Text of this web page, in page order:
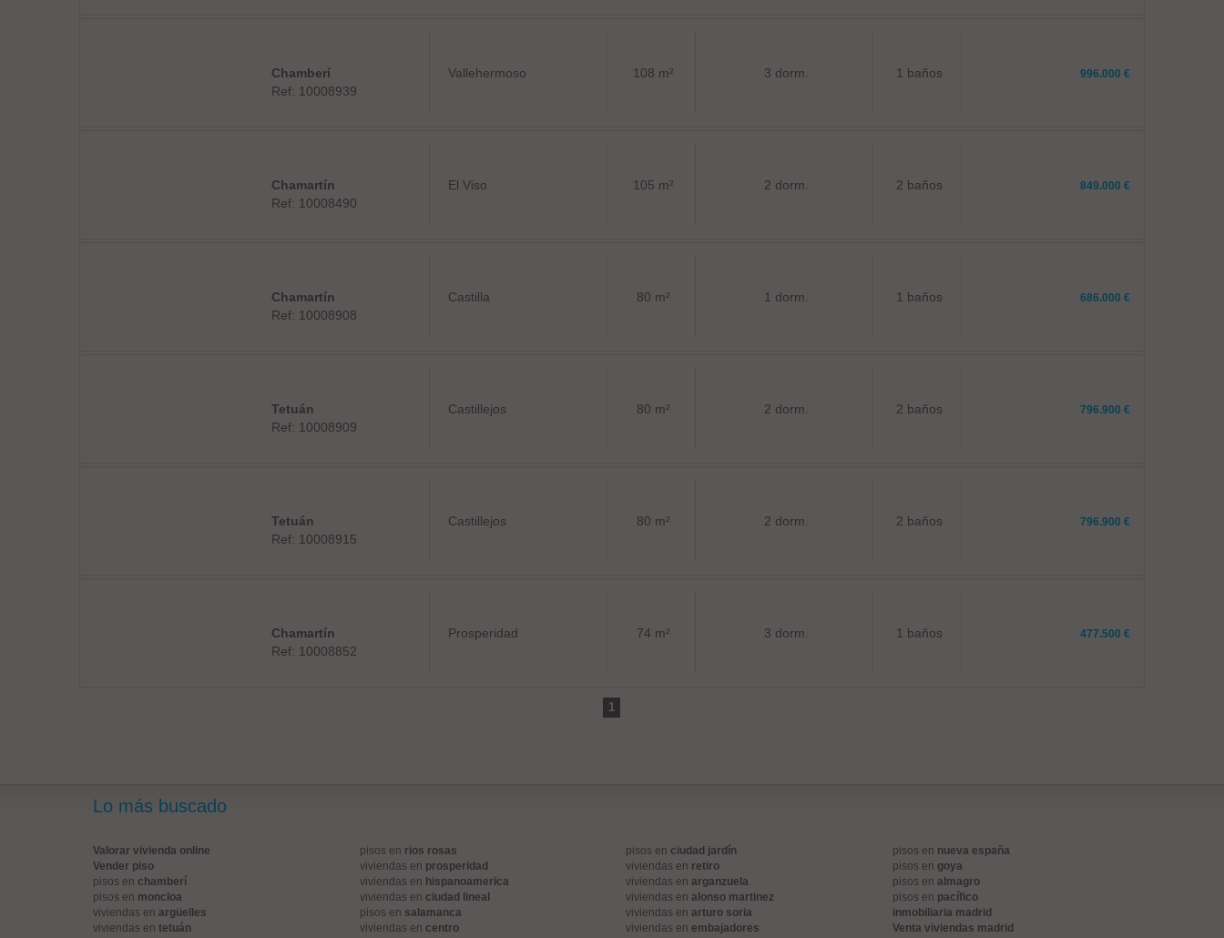
Chamberí
Ref: 10008939
Vallehermoso 108 m² 3 dorm. 1 baños 996.000 €
Chamartín
Ref: 10008490
El Viso 105 m² 2 dorm. 2 baños 849.000 €
Chamartín
Ref: 10008908
Castilla 80 m² 1 dorm. 1 baños 686.000 €
Tetuán
Ref: 10008909
Castillejos 80 m² 2 dorm. 2 baños 796.900 €
Tetuán
Ref: 10008915
Castillejos 80 m² 2 dorm. 2 baños 796.900 €
Chamartín
Ref: 10008852
Prosperidad 74 m² 3 dorm. 1 baños 477.500 €
1
Lo más buscado
Valorar vivienda online
Vender piso
pisos en chamberí
pisos en moncloa
viviendas en argüelles
viviendas en tetuán
pisos en rios rosas
viviendas en prosperidad
viviendas en hispanoamerica
viviendas en ciudad lineal
pisos en salamanca
viviendas en centro
pisos en ciudad jardín
viviendas en retiro
viviendas en arganzuela
viviendas en alonso martinez
viviendas en arturo soria
viviendas en embajadores
pisos en nueva españa
pisos en goya
pisos en almagro
pisos en pacífico
inmobiliaria madrid
Venta viviendas madrid